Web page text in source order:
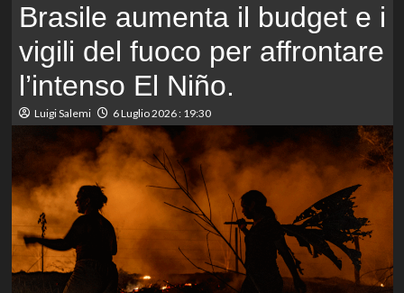
Brasile aumenta il budget e i
vigili del fuoco per affrontare
l’intenso El Niño.
Luigi Salemi 6 Luglio 2026 : 19:30